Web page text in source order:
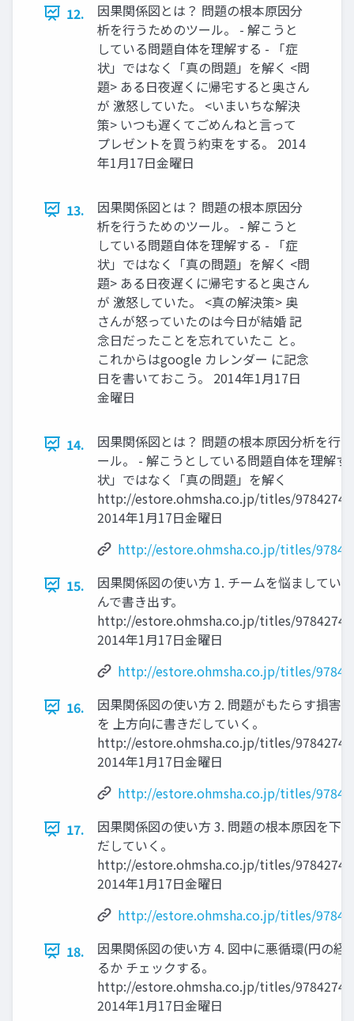
12.
因果関係図とは？ 問題の根本原因分
析を行うためのツール。 - 解こうと
している問題自体を理解する - 「症
状」ではなく「真の問題」を解く <問
題> ある日夜遅くに帰宅すると奥さん
が 激怒していた。 <いまいちな解決
策> いつも遅くてごめんねと言って
プレゼントを買う約束をする。 2014
年1月17日金曜日
13.
因果関係図とは？ 問題の根本原因分
析を行うためのツール。 - 解こうと
している問題自体を理解する - 「症
状」ではなく「真の問題」を解く <問
題> ある日夜遅くに帰宅すると奥さん
が 激怒していた。 <真の解決策> 奥
さんが怒っていたのは今日が結婚 記
念日だったことを忘れていたこ と。
これからはgoogle カレンダー に記念
日を書いておこう。 2014年1月17日
金曜日
14.
因果関係図とは？ 問題の根本原因分析を行
ール。 - 解こうとしている問題自体を理解す
状」ではなく「真の問題」を解く
http://estore.ohmsha.co.jp/titles/
2014年1月17日金曜日
http://estore.ohmsha.co.jp/titles/
15.
因果関係図の使い方 1. チームを悩ましてい
んで書き出す。
http://estore.ohmsha.co.jp/titles/
2014年1月17日金曜日
http://estore.ohmsha.co.jp/titles/
16.
因果関係図の使い方 2. 問題がもたらす損害(
を 上方向に書きだしていく。
http://estore.ohmsha.co.jp/titles/
2014年1月17日金曜日
http://estore.ohmsha.co.jp/titles/
17.
因果関係図の使い方 3. 問題の根本原因を下
だしていく。
http://estore.ohmsha.co.jp/titles/
2014年1月17日金曜日
http://estore.ohmsha.co.jp/titles/
18.
因果関係図の使い方 4. 図中に悪循環(円の経
るか チェックする。
http://estore.ohmsha.co.jp/titles/
2014年1月17日金曜日